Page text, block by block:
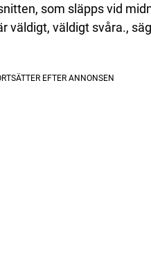
som släpps vid
väldigt, väldigt svåra.,